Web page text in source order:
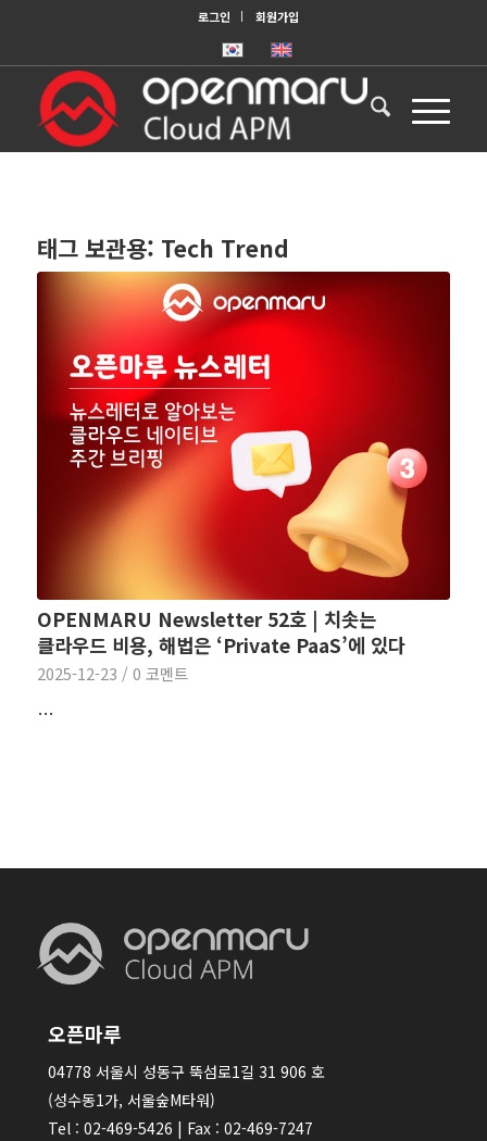
로그인 회원가입
태그 보관용: Tech Trend
OPENMARU Newsletter 52호 | 치솟는
클라우드 비용, 해법은 ‘Private PaaS’에 있다
2025-12-23 / 0 코멘트
…
오픈마루
04778 서울시 성동구 뚝섬로1길 31 906 호
(성수동1가, 서울숲M타워)
Tel : 02-469-5426 | Fax : 02-469-7247